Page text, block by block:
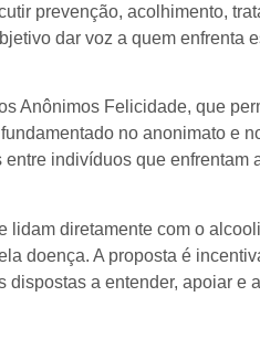
prevenção, acolhimento,
dar voz a quem enfrenta
Anônimos Felicidade, que
no anonimato e
indivíduos que enfrentam
diretamente com o
doença. A proposta é
a entender, apoiar e